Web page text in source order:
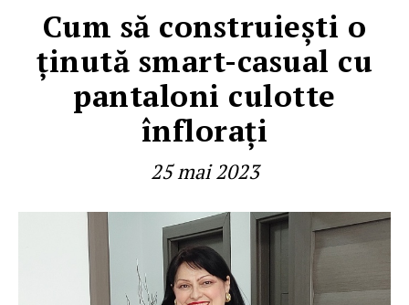
Cum să construieşti o
ţinută smart-casual cu
pantaloni culotte
înfloraţi
25 mai 2023